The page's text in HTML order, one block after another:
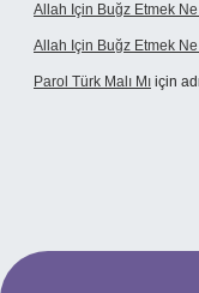
Allah Için Buğz Etmek
Allah Için Buğz Etmek
Parol Türk Malı Mı için